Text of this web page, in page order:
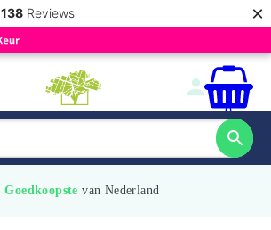
138 Reviews ×
0
Goedkoopste van Nederland